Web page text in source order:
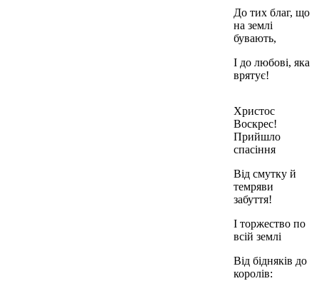
До тих благ, що
на землі
бувають,
І до любові, яка
врятує!
Христос
Воскрес!
Прийшло
спасіння
Від смутку й
темряви
забуття!
І торжество по
всій землі
Від бідняків до
королів: